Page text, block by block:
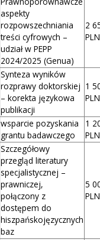
aspekty
rozpowszechniania
treści cyfrowych –
udział w PEPP
2024/2025 (Genua)
2
PLN
Synteza wyników
rozprawy doktorskiej
– korekta językowa
publikacji
1
PLN
wsparcie pozyskania
grantu badawczego
1
PLN
Szczegółowy
przegląd literatury
specjalistycznej –
prawniczej,
połączony z
dostępem do
hiszpańskojęzycznych
baz
5
PLN